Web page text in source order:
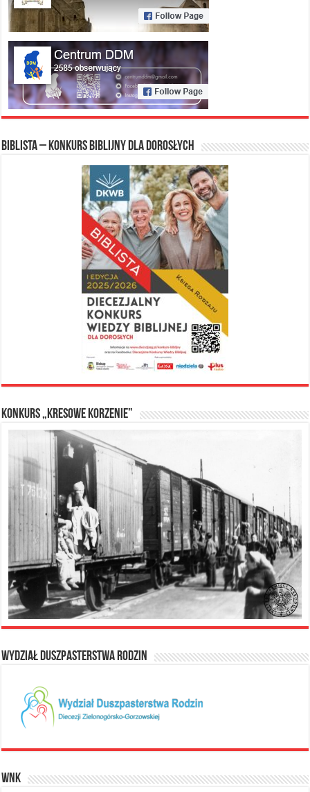
Biblista – konkurs biblijny dla dorosłych
Konkurs „Kresowe Korzenie”
Wydział Duszpasterstwa Rodzin
WNK